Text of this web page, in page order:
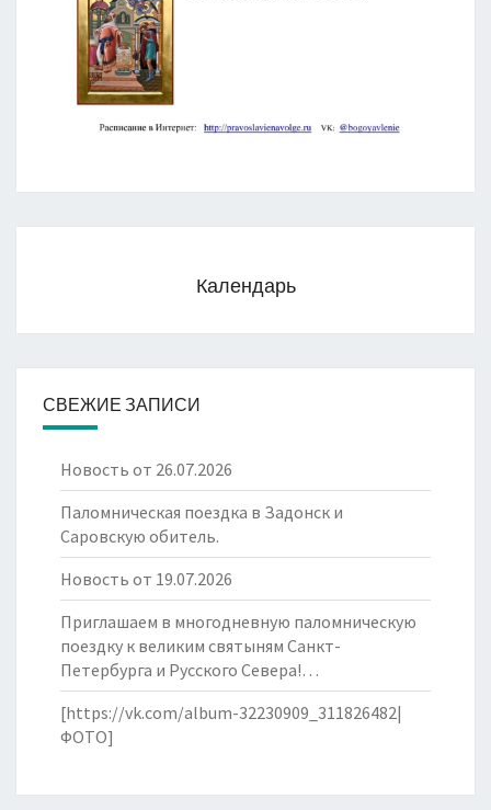
Календарь
СВЕЖИЕ ЗАПИСИ
Новость от 26.07.2026
Паломническая поездка в Задонск и
Саровскую обитель.
Новость от 19.07.2026
Приглашаем в многодневную паломническую
поездку к великим святыням Санкт-
Петербурга и Русского Севера!…
[https://vk.com/album-32230909_311826482|
ФОТО]